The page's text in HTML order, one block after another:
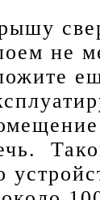
не